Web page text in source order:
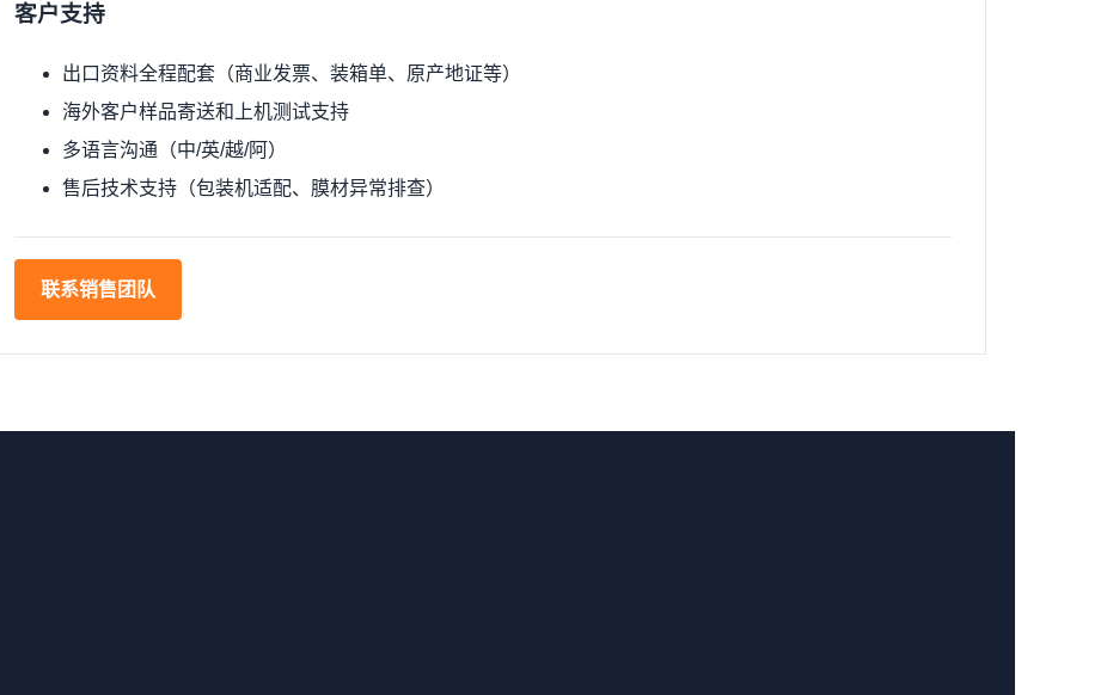
客户支持
出口资料全程配套（商业发票、装箱单、原产地证等）
海外客户样品寄送和上机测试支持
多语言沟通（中/英/越/阿）
售后技术支持（包装机适配、膜材异常排查）
联系销售团队